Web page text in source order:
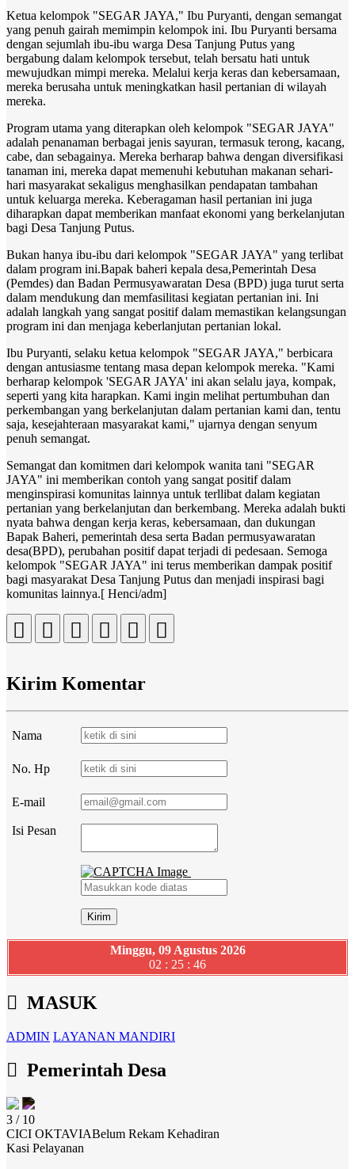
Ketua kelompok "SEGAR JAYA," Ibu Puryanti, dengan semangat
yang penuh gairah memimpin kelompok ini. Ibu Puryanti bersama
dengan sejumlah ibu-ibu warga Desa Tanjung Putus yang
bergabung dalam kelompok tersebut, telah bersatu hati untuk
mewujudkan mimpi mereka. Melalui kerja keras dan kebersamaan,
mereka berusaha untuk meningkatkan hasil pertanian di wilayah
mereka.
Program utama yang diterapkan oleh kelompok "SEGAR JAYA"
adalah penanaman berbagai jenis sayuran, termasuk terong, kacang,
cabe, dan sebagainya. Mereka berharap bahwa dengan diversifikasi
tanaman ini, mereka dapat memenuhi kebutuhan makanan sehari-
hari masyarakat sekaligus menghasilkan pendapatan tambahan
untuk keluarga mereka. Keberagaman hasil pertanian ini juga
diharapkan dapat memberikan manfaat ekonomi yang berkelanjutan
bagi Desa Tanjung Putus.
Bukan hanya ibu-ibu dari kelompok "SEGAR JAYA" yang terlibat
dalam program ini.Bapak baheri kepala desa,Pemerintah Desa
(Pemdes) dan Badan Permusyawaratan Desa (BPD) juga turut serta
dalam mendukung dan memfasilitasi kegiatan pertanian ini. Ini
adalah langkah yang sangat positif dalam memastikan kelangsungan
program ini dan menjaga keberlanjutan pertanian lokal.
Ibu Puryanti, selaku ketua kelompok "SEGAR JAYA," berbicara
dengan antusiasme tentang masa depan kelompok mereka. "Kami
berharap kelompok 'SEGAR JAYA' ini akan selalu jaya, kompak,
seperti yang kita harapkan. Kami ingin melihat pertumbuhan dan
perkembangan yang berkelanjutan dalam pertanian kami dan, tentu
saja, kesejahteraan masyarakat kami," ujarnya dengan senyum
penuh semangat.
Semangat dan komitmen dari kelompok wanita tani "SEGAR
JAYA" ini memberikan contoh yang sangat positif dalam
menginspirasi komunitas lainnya untuk terllibat dalam kegiatan
pertanian yang berkelanjutan dan berkembang. Mereka adalah bukti
nyata bahwa dengan kerja keras, kebersamaan, dan dukungan
Bapak Baheri, pemerintah desa serta Badan permusyawaratan
desa(BPD), perubahan positif dapat terjadi di pedesaan. Semoga
kelompok "SEGAR JAYA" ini terus memberikan dampak positif
bagi masyarakat Desa Tanjung Putus dan menjadi inspirasi bagi
komunitas lainnya.[ Henci/adm]
Kirim Komentar
Nama
No. Hp
E-mail
Isi Pesan
Minggu, 09 Agustus 2026
02 : 25 : 46
MASUK
ADMIN LAYANAN MANDIRI
Pemerintah Desa
3 / 10
CICI OKTAVIABelum Rekam Kehadiran
Kasi Pelayanan